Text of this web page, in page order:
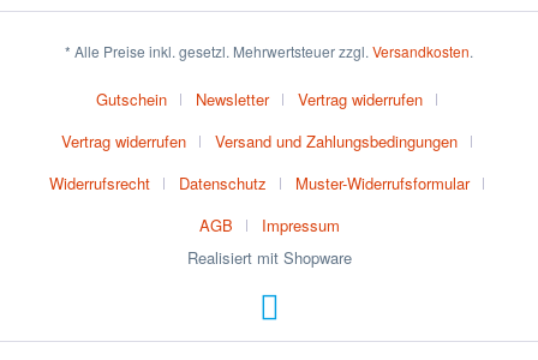
* Alle Preise inkl. gesetzl. Mehrwertsteuer zzgl. Versandkosten.
Gutschein Newsletter
Vertrag widerrufen
Vertrag widerrufen
Versand und Zahlungsbedingungen
Widerrufsrecht
Datenschutz
Muster-Widerrufsformular
AGB
Impressum
Realisiert mit Shopware